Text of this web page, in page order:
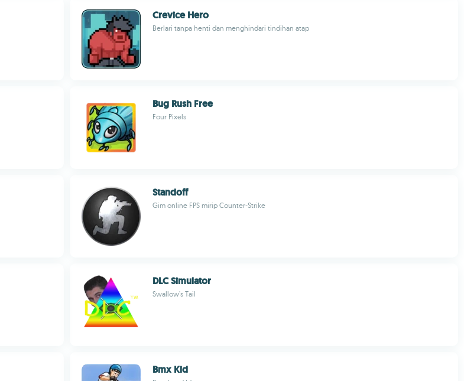
Crevice Hero
Berlari tanpa henti dan menghindari tindihan atap
Bug Rush Free
Four Pixels
Standoff
Gim online FPS mirip Counter-Strike
DLC Simulator
Swallow's Tail
Bmx Kid